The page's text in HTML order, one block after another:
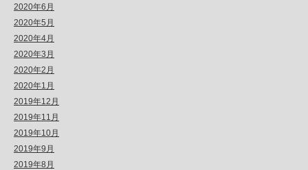
2020年6月
2020年5月
2020年4月
2020年3月
2020年2月
2020年1月
2019年12月
2019年11月
2019年10月
2019年9月
2019年8月